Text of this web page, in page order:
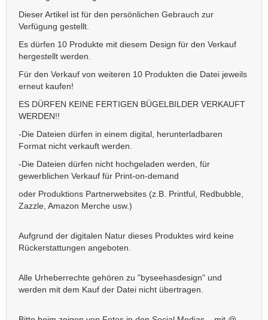
Dieser Artikel ist für den persönlichen Gebrauch zur
Verfügung gestellt.
Es dürfen 10 Produkte mit diesem Design für den Verkauf
hergestellt werden.
Für den Verkauf von weiteren 10 Produkten die Datei jeweils
erneut kaufen!
ES DÜRFEN KEINE FERTIGEN BÜGELBILDER VERKAUFT
WERDEN!!
-Die Dateien dürfen in einem digital, herunterladbaren
Format nicht verkauft werden.
-Die Dateien dürfen nicht hochgeladen werden, für
gewerblichen Verkauf für Print-on-demand
oder Produktions Partnerwebsites (z.B. Printful, Redbubble,
Zazzle, Amazon Merche usw.)
Aufgrund der digitalen Natur dieses Produktes wird keine
Rückerstattungen angeboten.
Alle Urheberrechte gehören zu "byseehasdesign" und
werden mit dem Kauf der Datei nicht übertragen.